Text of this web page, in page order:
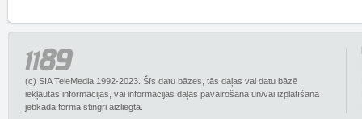
(c) SIA TeleMedia 1992-2023. Šīs datu bāzes, tās daļas vai datu bāzē
iekļautās informācijas, vai informācijas daļas pavairošana un/vai izplatīšana
jebkādā formā stingri aizliegta.